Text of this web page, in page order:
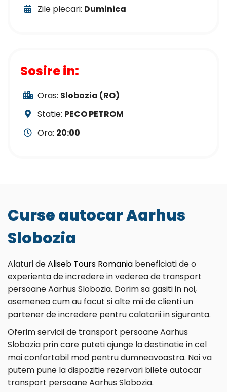
Zile plecari: Duminica
Sosire in:
Oras: Slobozia (RO)
Statie: PECO PETROM
Ora: 20:00
Curse autocar Aarhus
Slobozia
Alaturi deAliseb Tours Romania beneficiati de o
experienta de incredere in vederea de transport
persoane Aarhus Slobozia. Dorim sa gasiti in noi,
asemenea cum au facut si alte mii de clienti un
partener de incredere pentru calatorii in siguranta.
Oferim servicii de transport persoane Aarhus
Slobozia prin care puteti ajunge la destinatie in cel
mai confortabil mod pentru dumneavoastra. Noi va
putem pune la dispozitie rezervari bilete autocar
transport persoane Aarhus Slobozia.